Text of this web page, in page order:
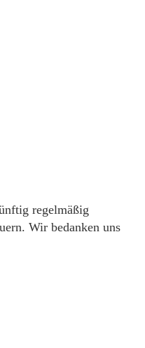
regelmäßig
Wir bedanken uns